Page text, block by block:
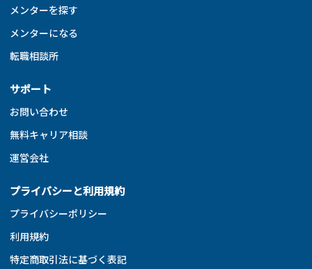
メンターを探す
メンターになる
転職相談所
サポート
お問い合わせ
無料キャリア相談
運営会社
プライバシーと利用規約
プライバシーポリシー
利用規約
特定商取引法に基づく表記